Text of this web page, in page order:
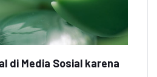
di Media Sosial karena